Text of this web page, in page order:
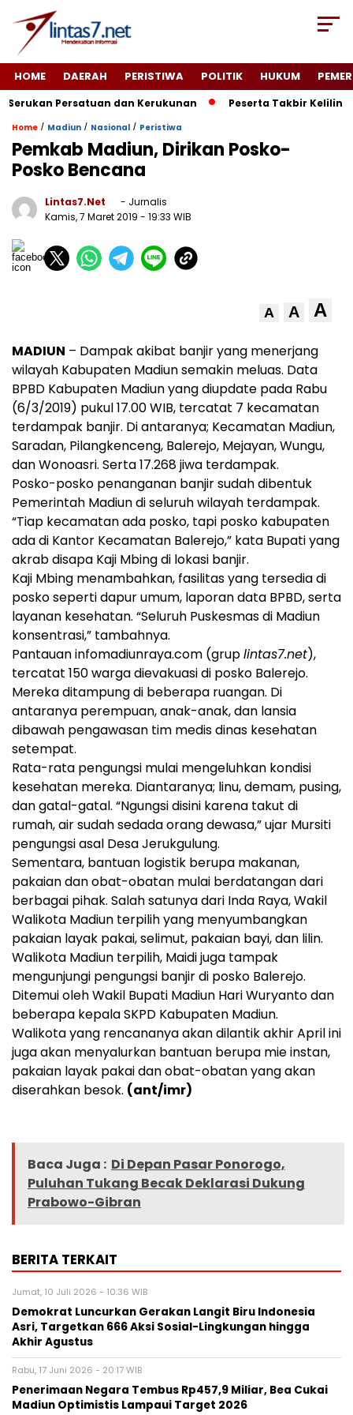
HOME DAERAH PERISTIWA POLITIK HUKUM
Persatuan dan Kerukunan Peserta Takbir Keliling
Home / Madiun / Nasional / Peristiwa
Pemkab Madiun, Dirikan Posko-
Posko Bencana
Lintas7.net
- Jurnalis
Kamis, 7 Maret 2019 - 19:33 WIB
A A A
MADIUN – Dampak akibat banjir yang menerjang
wilayah Kabupaten Madiun semakin meluas. Data
BPBD Kabupaten Madiun yang diupdate pada Rabu
(6/3/2019) pukul 17.00 WIB, tercatat 7 kecamatan
terdampak banjir. Di antaranya; Kecamatan Madiun,
Saradan, Pilangkenceng, Balerejo, Mejayan, Wungu,
dan Wonoasri. Serta 17.268 jiwa terdampak.
Posko-posko penanganan banjir sudah dibentuk
Pemerintah Madiun di seluruh wilayah terdampak.
“Tiap kecamatan ada posko, tapi posko kabupaten
ada di Kantor Kecamatan Balerejo,” kata Bupati yang
akrab disapa Kaji Mbing di lokasi banjir.
Kaji Mbing menambahkan, fasilitas yang tersedia di
posko seperti dapur umum, laporan data BPBD, serta
layanan kesehatan. “Seluruh Puskesmas di Madiun
konsentrasi,” tambahnya.
Pantauan infomadiunraya.com (gruplintas7.net),
tercatat 150 warga dievakuasi di posko Balerejo.
Mereka ditampung di beberapa ruangan. Di
antaranya perempuan, anak-anak, dan lansia
dibawah pengawasan tim medis dinas kesehatan
setempat.
Rata-rata pengungsi mulai mengeluhkan kondisi
kesehatan mereka. Diantaranya; linu, demam, pusing,
dan gatal-gatal. “Ngungsi disini karena takut di
rumah, air sudah sedada orang dewasa,” ujar Mursiti
pengungsi asal Desa Jerukgulung.
Sementara, bantuan logistik berupa makanan,
pakaian dan obat-obatan mulai berdatangan dari
berbagai pihak. Salah satunya dari Inda Raya, Wakil
Walikota Madiun terpilih yang menyumbangkan
pakaian layak pakai, selimut, pakaian bayi, dan lilin.
Walikota Madiun terpilih, Maidi juga tampak
mengunjungi pengungsi banjir di posko Balerejo.
Ditemui oleh Wakil Bupati Madiun Hari Wuryanto dan
beberapa kepala SKPD Kabupaten Madiun.
Walikota yang rencananya akan dilantik akhir April ini
juga akan menyalurkan bantuan berupa mie instan,
pakaian layak pakai dan obat-obatan yang akan
diserahkan besok. (ant/imr)
Baca Juga : Di Depan Pasar Ponorogo,
Puluhan Tukang Becak Deklarasi Dukung
Prabowo-Gibran
BERITA TERKAIT
Jumat, 10 Juli 2026 - 10:36 WIB
Demokrat Luncurkan Gerakan Langit Biru Indonesia
Asri, Targetkan 666 Aksi Sosial-Lingkungan hingga
Akhir Agustus
Rabu, 17 Juni 2026 - 20:17 WIB
Penerimaan Negara Tembus Rp457,9 Miliar, Bea Cukai
Madiun Optimistis Lampaui Target 2026